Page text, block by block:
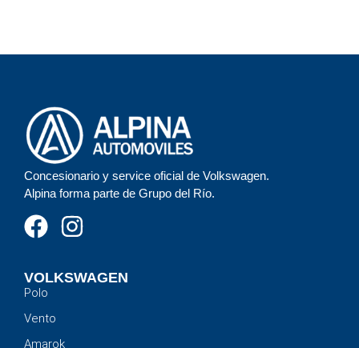
Concesionario y service oficial de Volkswagen.
Alpina forma parte de Grupo del Río.
VOLKSWAGEN
Polo
Vento
Amarok